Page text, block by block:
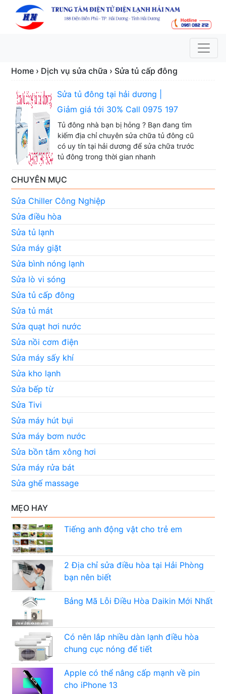
Home › Dịch vụ sửa chữa › Sửa tủ cấp đông
Sửa tủ đông tại hải dương |
Giảm giá tới 30% Call 0975 197
Tủ đông nhà bạn bị hỏng ? Bạn đang tìm
kiếm địa chỉ chuyên sửa chữa tủ đông cũ
có uy tín tại hải dương để sửa chữa trước
tủ đông trong thời gian nhanh
CHUYÊN MỤC
Sửa Chiller Công Nghiệp
Sửa điều hòa
Sửa tủ lạnh
Sửa máy giặt
Sửa bình nóng lạnh
Sửa lò vi sóng
Sửa tủ cấp đông
Sửa tủ mát
Sửa quạt hơi nước
Sửa nồi cơm điện
Sửa máy sấy khí
Sửa kho lạnh
Sửa bếp từ
Sửa Tivi
Sửa máy hút bụi
Sửa máy bơm nước
Sửa bồn tắm xông hơi
Sửa máy rửa bát
Sửa ghế massage
MẸO HAY
Tiếng anh động vật cho trẻ em
2 Địa chỉ sửa điều hòa tại Hải Phòng
bạn nên biết
Bảng Mã Lỗi Điều Hòa Daikin Mới Nhất
Có nên lắp nhiều dàn lạnh điều hòa
chung cục nóng để tiết
Apple có thể nâng cấp mạnh về pin
cho iPhone 13